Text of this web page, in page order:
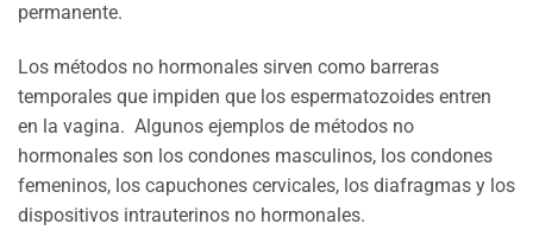
permanente.
Los métodos no hormonales sirven como barreras
temporales que impiden que los espermatozoides entren
en la vagina. Algunos ejemplos de métodos no
hormonales son los condones masculinos, los condones
femeninos, los capuchones cervicales, los diafragmas y los
dispositivos intrauterinos no hormonales.